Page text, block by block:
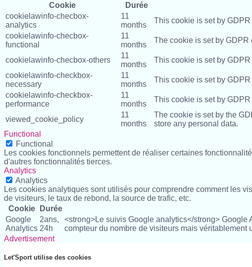
Let'Sport utilise des cookies
Cookie
Durée
cookielawinfo-checbox-
analytics
11
months
This cookie is set by
cookielawinfo-checbox-
functional
11
months
The cookie is set by
cookielawinfo-checbox-others
11
months
This cookie is set by
cookielawinfo-checkbox-
necessary
11
months
This cookie is set by
cookielawinfo-checkbox-
performance
11
months
This cookie is set by
viewed_cookie_policy
11
months
The cookie is set by the
store any personal data.
Functional
Functional
Les cookies fonctionnels permettent de réaliser certaines
d'autres fonctionnalités tierces.
Analytics
Analytics
Les cookies analytiques sont utilisés pour comprendre comment les
de visiteurs, le taux de rebond, la source de trafic, etc.
Cookie
Durée
Google
Analytics
2ans,
24h
<strong>Le suivis Google analytics</strong>
compteur du nombre de visiteurs mais
Advertisement
Les cookies publicitaires sont utilisés pour fournir aux visiteurs des